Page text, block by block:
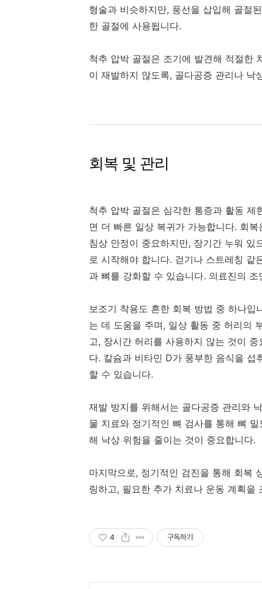
형술과 비슷하지만, 풍선을 삽입해 골절
한 골절에 사용됩니다.
척추 압박 골절은 조기에 발견해 적절한
이 재발하지 않도록, 골다공증 관리나 낙
회복 및 관리
척추 압박 골절은 심각한 통증과 활동
면 더 빠른 일상 복귀가 가능합니다. 회
침상 안정이 중요하지만, 장기간 누워 있
로 시작해야 합니다. 걷기나 스트레칭
과 뼈를 강화할 수 있습니다. 의료진의
보조기 착용도 흔한 회복 방법 중 하나
는 데 도움을 주며, 일상 활동 중 허리의
고, 장시간 허리를 사용하지 않는 것이
다. 칼슘과 비타민 D가 풍부한 음식을
할 수 있습니다.
재발 방지를 위해서는 골다공증 관리와
물 치료와 정기적인 뼈 검사를 통해 뼈
해 낙상 위험을 줄이는 것이 중요합니다.
마지막으로, 정기적인 검진을 통해 회복
링하고, 필요한 추가 치료나 운동 계획을
4 구독하기